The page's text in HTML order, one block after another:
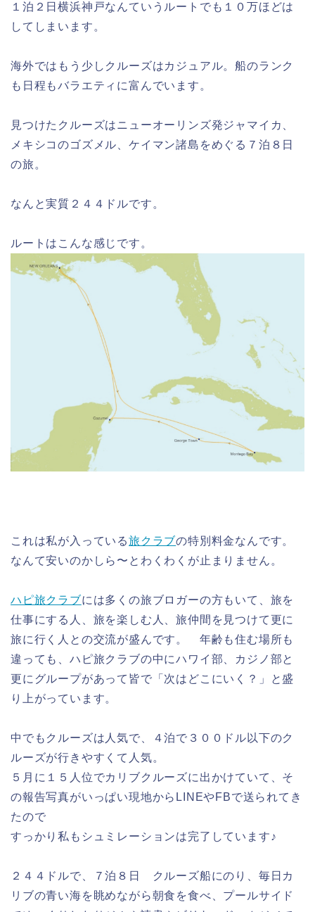
１泊２日横浜神戸なんていうルートでも１０万ほどは
してしまいます。
海外ではもう少しクルーズはカジュアル。船のランク
も日程もバラエティに富んでいます。
見つけたクルーズはニューオーリンズ発ジャマイカ、
メキシコのゴズメル、ケイマン諸島をめぐる７泊８日
の旅。
なんと実質２４４ドルです。
ルートはこんな感じです。
これは私が入っている旅クラブの特別料金なんです。
なんて安いのかしら〜とわくわくが止まりません。
ハピ旅クラブには多くの旅ブロガーの方もいて、旅を
仕事にする人、旅を楽しむ人、旅仲間を見つけて更に
旅に行く人との交流が盛んです。 年齢も住む場所も
違っても、ハピ旅クラブの中にハワイ部、カジノ部と
更にグループがあって皆で「次はどこにいく？」と盛
り上がっています。
中でもクルーズは人気で、４泊で３００ドル以下のク
ルーズが行きやすくて人気。
５月に１５人位でカリブクルーズに出かけていて、そ
の報告写真がいっぱい現地からLINEやFBで送られてき
たので
すっかり私もシュミレーションは完了しています♪
２４４ドルで、７泊８日 クルーズ船にのり、毎日カ
リブの青い海を眺めながら朝食を食べ、プールサイド